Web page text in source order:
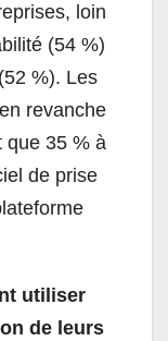
loin
(54 %)
%). Les
revanche
que 35 % à
de prise
utiliser
de leurs